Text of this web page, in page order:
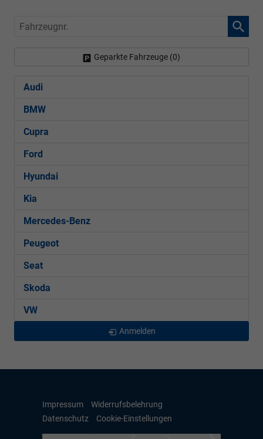
Fahrzeugnr.
Geparkte Fahrzeuge (0)
Audi
BMW
Cupra
Ford
Hyundai
Kia
Mercedes-Benz
Peugeot
Seat
Skoda
VW
Anmelden
Impressum
Widerrufsbelehrung
Datenschutz
Cookie-Einstellungen